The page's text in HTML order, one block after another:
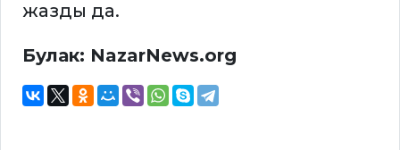
жазды да.
Булак: NazarNews.org